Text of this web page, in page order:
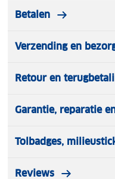
Betalen
Verzending en
Retour en
Garantie, reparatie
Tolbadges,
Reviews